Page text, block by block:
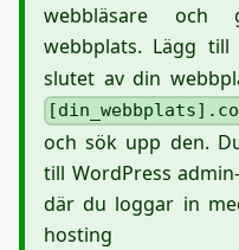
webbläsare
webbplats. Lägg
slutet av din
och sök upp den.
till WordPress
där du loggar in
hosting